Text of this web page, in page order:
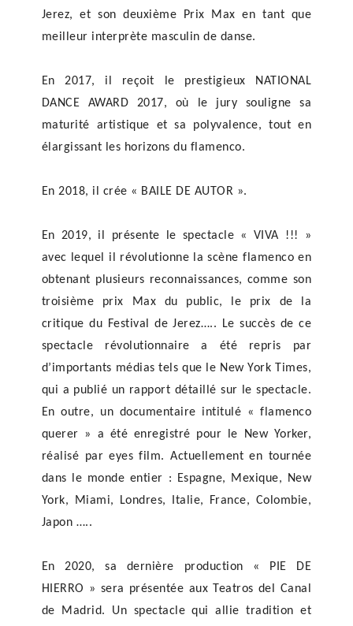
Jerez, et son deuxième Prix Max en tant que
meilleur interprète masculin de danse.
En 2017, il reçoit le prestigieux NATIONAL
DANCE AWARD 2017, où le jury souligne sa
maturité artistique et sa polyvalence, tout en
élargissant les horizons du flamenco.
En 2018, il crée « BAILE DE AUTOR ».
En 2019, il présente le spectacle « VIVA !!! »
avec lequel il révolutionne la scène flamenco en
obtenant plusieurs reconnaissances, comme son
troisième prix Max du public, le prix de la
critique du Festival de Jerez….. Le succès de ce
spectacle révolutionnaire a été repris par
d’importants médias tels que le New York Times,
qui a publié un rapport détaillé sur le spectacle.
En outre, un documentaire intitulé « flamenco
querer » a été enregistré pour le New Yorker,
réalisé par eyes film. Actuellement en tournée
dans le monde entier : Espagne, Mexique, New
York, Miami, Londres, Italie, France, Colombie,
Japon …..
En 2020, sa dernière production « PIE DE
HIERRO » sera présentée aux Teatros del Canal
de Madrid. Un spectacle qui allie tradition et